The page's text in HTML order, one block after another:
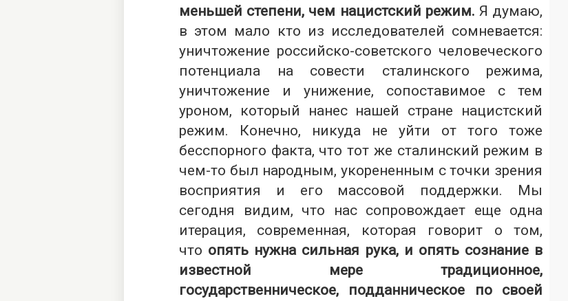
меньшей степени, чем нацистский режим. Я думаю,
в этом мало кто из исследователей сомневается:
уничтожение российско-советского человеческого
потенциала на совести сталинского режима,
уничтожение и унижение, сопоставимое с тем
уроном, который нанес нашей стране нацистский
режим. Конечно, никуда не уйти от того тоже
бесспорного факта, что тот же сталинский режим в
чем-то был народным, укорененным с точки зрения
восприятия и его массовой поддержки. Мы
сегодня видим, что нас сопровождает еще одна
итерация, современная, которая говорит о том,
что опять нужна сильная рука, и опять сознание в
известной мере традиционное,
государственническое, подданническое по своей